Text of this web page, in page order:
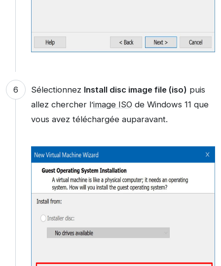
Sélectionnez Install disc image file (iso) puis
allez chercher l’image ISO de Windows 11 que
vous avez téléchargée auparavant.